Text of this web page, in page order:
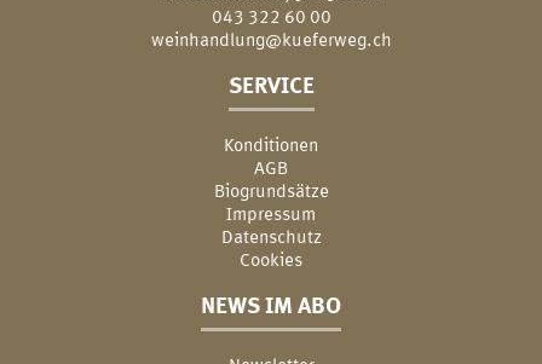
043 322 60 00
weinhandlung@kueferweg.ch
SERVICE
Konditionen
AGB
Biogrundsätze
Impressum
Datenschutz
Cookies
NEWS IM ABO